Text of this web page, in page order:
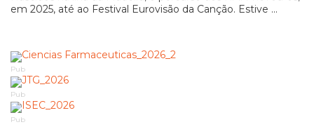
em 2025, até ao Festival Eurovisão da Canção. Estive ...
Pub
Pub
Pub